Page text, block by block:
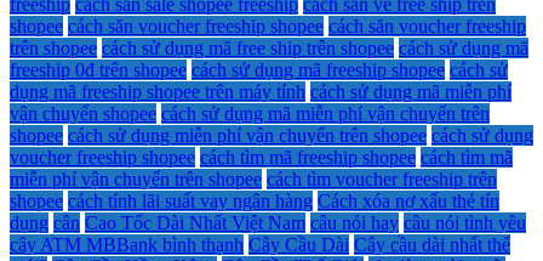
shopee cách săn voucher freeship shopee cách săn voucher freeship
trên shopee cách sử dụng mã free ship trên shopee cách sử dụng mã
freeship 0đ trên shopee cách sử dụng mã freeship shopee cách sử
dụng mã freeship shopee trên máy tính cách sử dụng mã miễn phí
vận chuyển shopee cách sử dụng mã miễn phí vận chuyển trên
shopee cách sử dụng miễn phí vận chuyển trên shopee cách sử dụng
voucher freeship shopee cách tìm mã freeship shopee cách tìm mã
miễn phí vận chuyển trên shopee cách tìm voucher freeship trên
shopee cách tính lãi suất vay ngân hàng Cách xóa nợ xấu thẻ tín
dụng cân Cao Tốc Dài Nhất Việt Nam câu nói hay câu nói tình yêu
cây ATM MBBank bình thạnh Cây Cầu Dài Cây cầu dài nhất thế